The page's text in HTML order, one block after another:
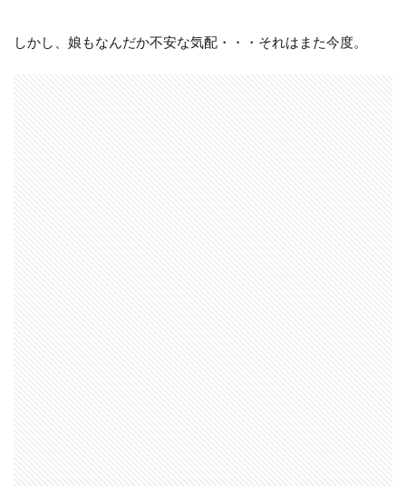
しかし、娘もなんだか不安な気配・・・それはまた今度。